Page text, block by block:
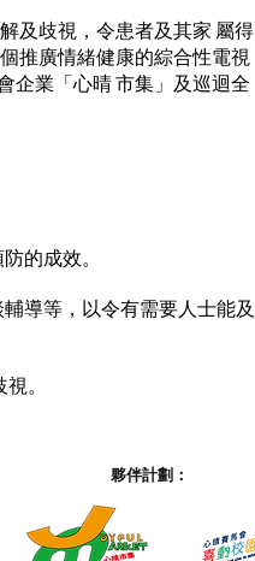
及歧視，令患者及其家 屬得
推廣情緒健康的綜合性電視
企業「心晴 市集」及巡迴全
的成效。
導等，以令有需要人士能及
。
夥伴計劃：